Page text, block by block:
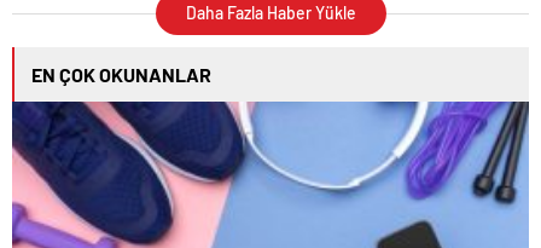
Daha Fazla Haber Yükle
EN ÇOK OKUNANLAR